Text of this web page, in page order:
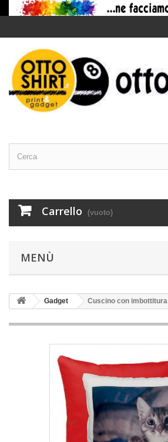
Carrello (vuoto)
MENÙ
Gadget Cuscino con imbottitura